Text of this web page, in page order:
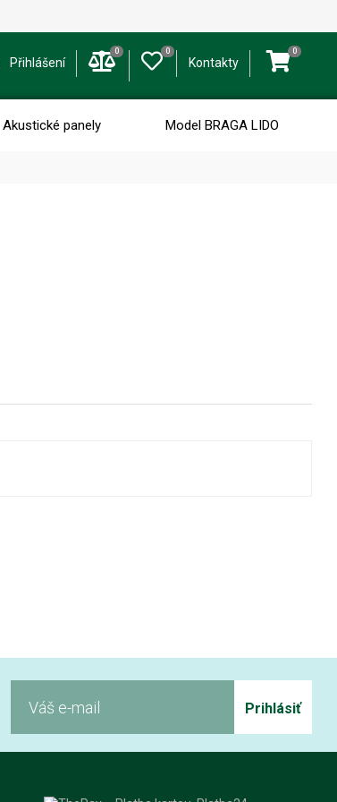
Přihlášení
0 0
Kontakty
0
Akustické panely Model BRAGA LIDO
Prihlásiť